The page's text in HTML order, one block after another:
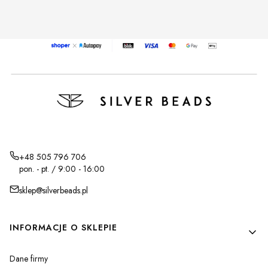
+48 505 796 706
pon. - pt. / 9:00 - 16:00
sklep@silverbeads.pl
Linki w stopce
INFORMACJE O SKLEPIE
Dane firmy